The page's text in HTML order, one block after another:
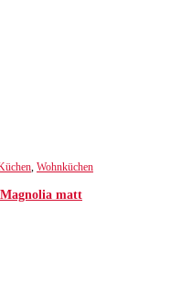
, Wohnküchen
matt